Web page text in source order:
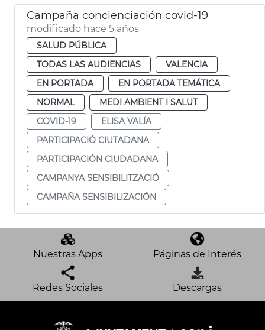
Campaña concienciación covid-19
modificado hace 5 años
SALUD PÚBLICA
TODAS LAS AUDIENCIAS
VALENCIA
EN PORTADA
EN PORTADA TEMÁTICA
NORMAL
MEDI AMBIENT I SALUT
COVID-19
ELISA VALÍA
PARTICIPACIÓ CIUTADANA
PARTICIPACIÓN CIUDADANA
CAMPANYA SENSIBILITZACIÓ
CAMPAÑA SENSIBILIZACIÓN
Nuestras Apps Páginas de Interés
Redes Sociales Descargas